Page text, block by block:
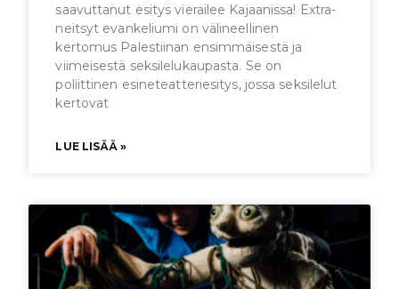
saavuttanut esitys vierailee Kajaanissa! Extra-
neitsyt evankeliumi on välineellinen
kertomus Palestiinan ensimmäisestä ja
viimeisestä seksilelukaupasta. Se on
poliittinen esineteatteriesitys, jossa seksilelut
kertovat
LUE LISÄÄ »